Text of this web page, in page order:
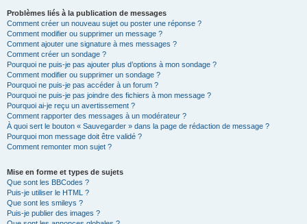
Problèmes liés à la publication de messages
Comment créer un nouveau sujet ou poster une réponse ?
Comment modifier ou supprimer un message ?
Comment ajouter une signature à mes messages ?
Comment créer un sondage ?
Pourquoi ne puis-je pas ajouter plus d’options à mon sondage ?
Comment modifier ou supprimer un sondage ?
Pourquoi ne puis-je pas accéder à un forum ?
Pourquoi ne puis-je pas joindre des fichiers à mon message ?
Pourquoi ai-je reçu un avertissement ?
Comment rapporter des messages à un modérateur ?
À quoi sert le bouton « Sauvegarder » dans la page de rédaction de message ?
Pourquoi mon message doit être validé ?
Comment remonter mon sujet ?
Mise en forme et types de sujets
Que sont les BBCodes ?
Puis-je utiliser le HTML ?
Que sont les smileys ?
Puis-je publier des images ?